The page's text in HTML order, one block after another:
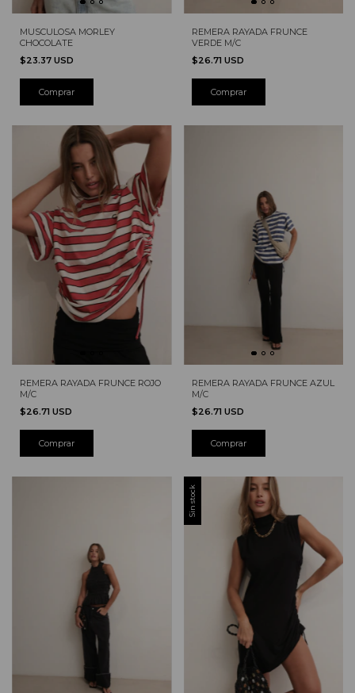
MUSCULOSA MORLEY
CHOCOLATE
$23.37 USD
Comprar
REMERA RAYADA FRUNCE
VERDE M/C
$26.71 USD
Comprar
REMERA RAYADA FRUNCE ROJO
M/C
$26.71 USD
Comprar
REMERA RAYADA FRUNCE AZUL
M/C
$26.71 USD
Comprar
Sin stock